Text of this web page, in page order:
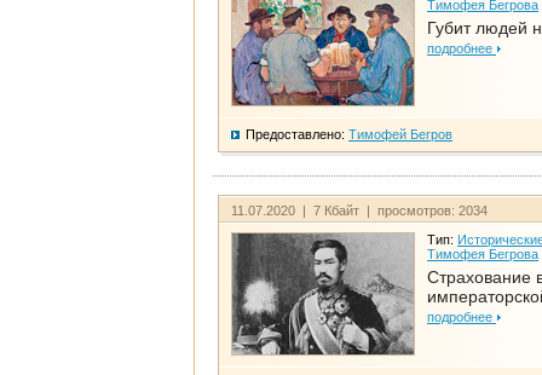
Тимофея Бегрова
Губит людей
подробнее
Предоставлено: Тимофей Бегров
11.07.2020 | 7 Кбайт | просмотров: 2034
Тип:
Тимофея Бегрова
Страхование
подробнее